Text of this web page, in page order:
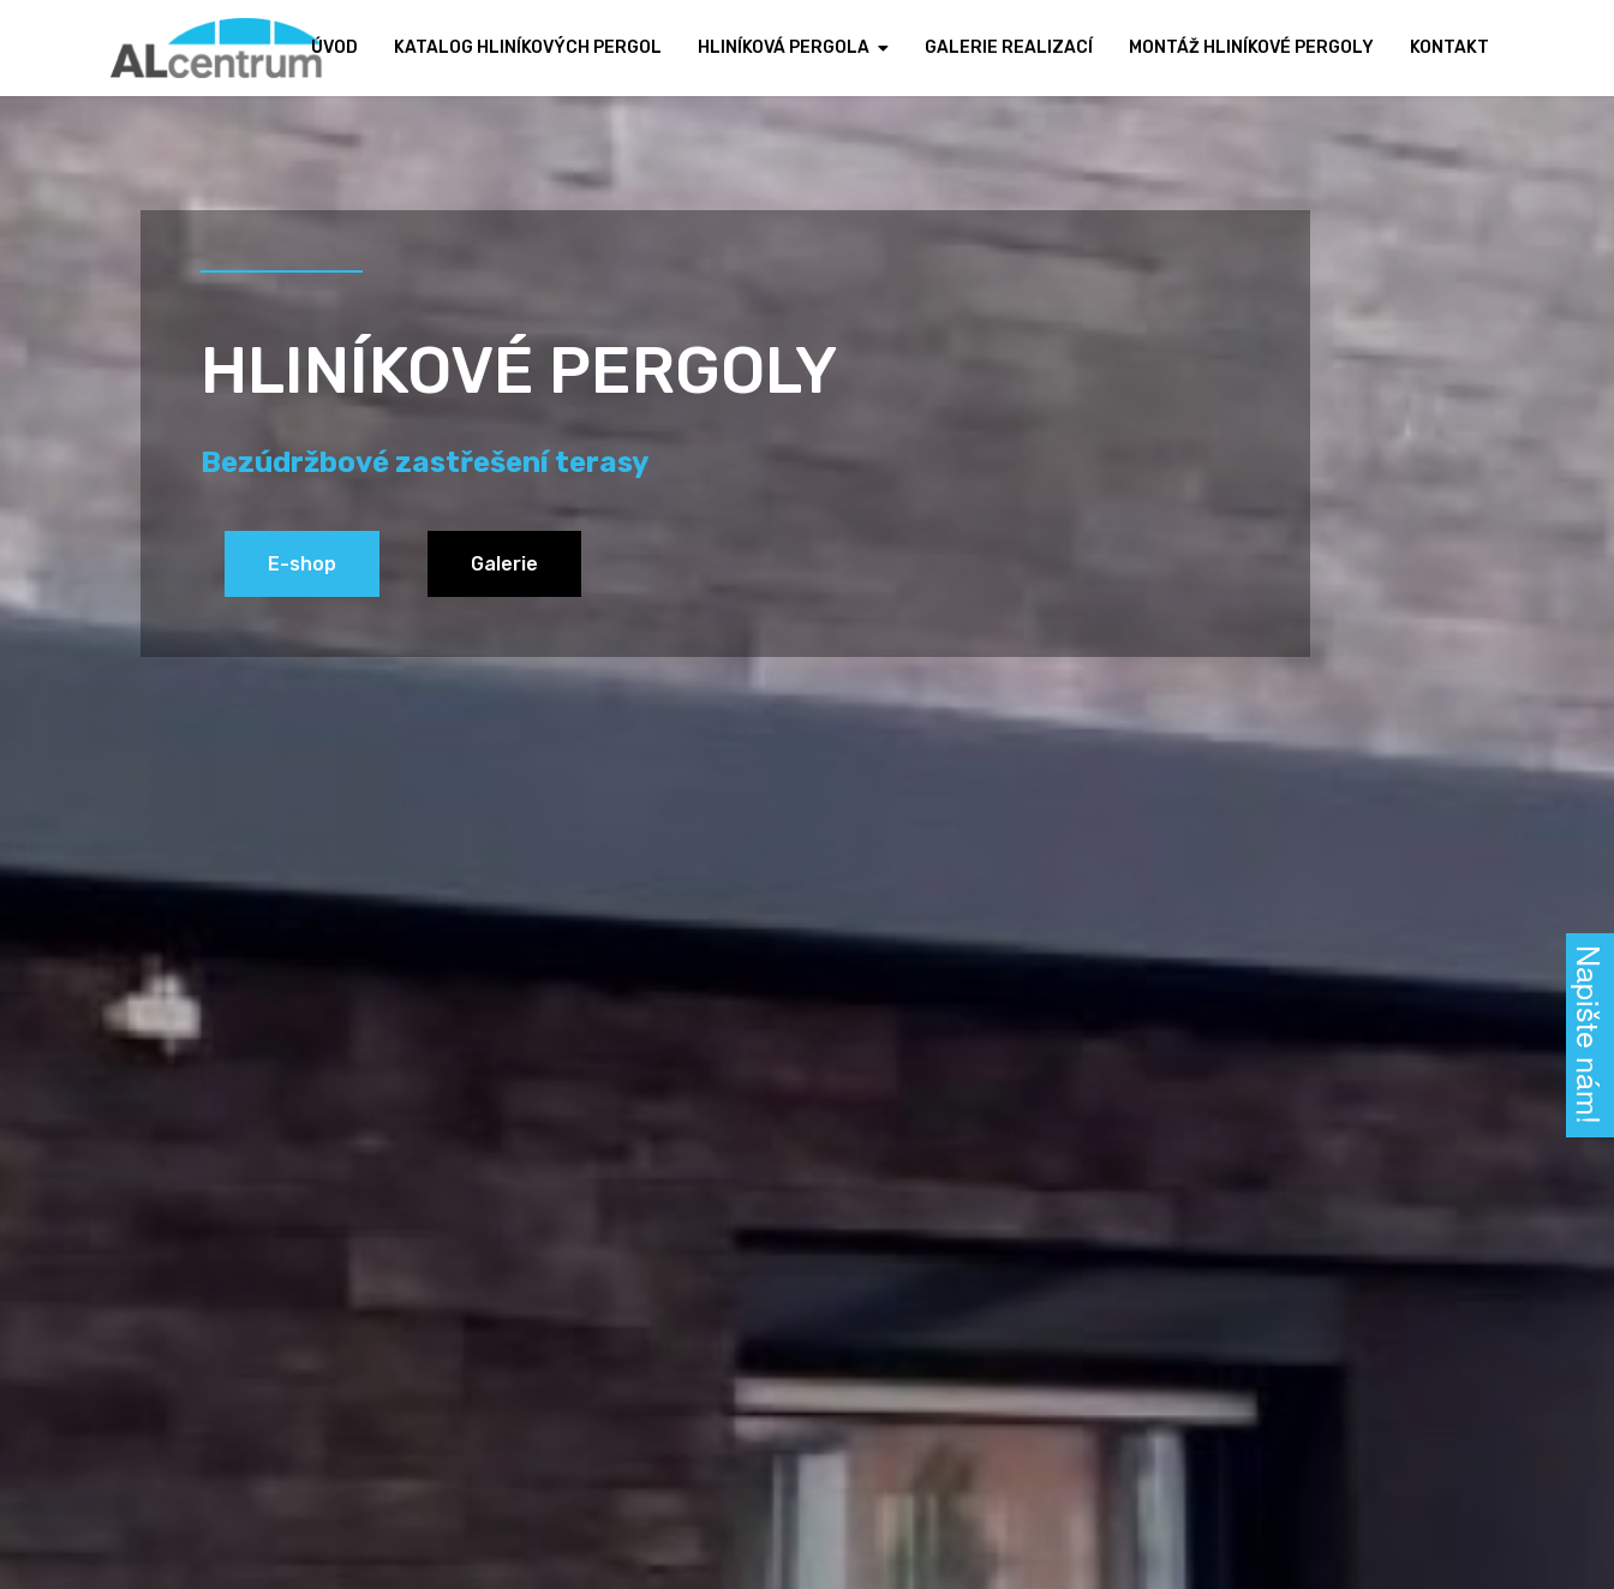
ÚVOD KATALOG HLINÍKOVÝCH PERGOL HLINÍKOVÁ PERGOLA GALERIE REALIZACÍ MONTÁŽ HLINÍKOVÉ PERGOLY KONTAKT
HLINÍKOVÉ PŘÍSTŘEŠKY
Moderní a elegantní vzhled
Montáž Ceník
Napište nám!